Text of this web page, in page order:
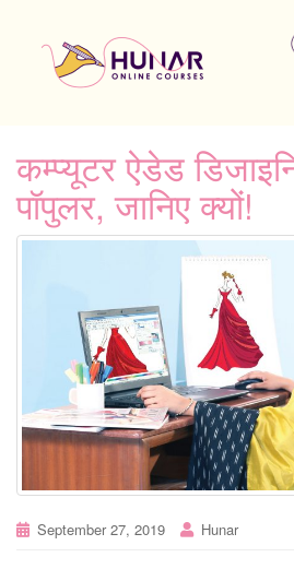
कम्प्यूटर ऐडेड
पॉपुलर, जानिए क्यों!
September 27, 2019 Hunar